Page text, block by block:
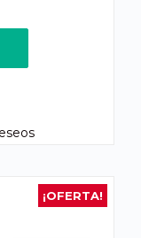
¡OFERTA!